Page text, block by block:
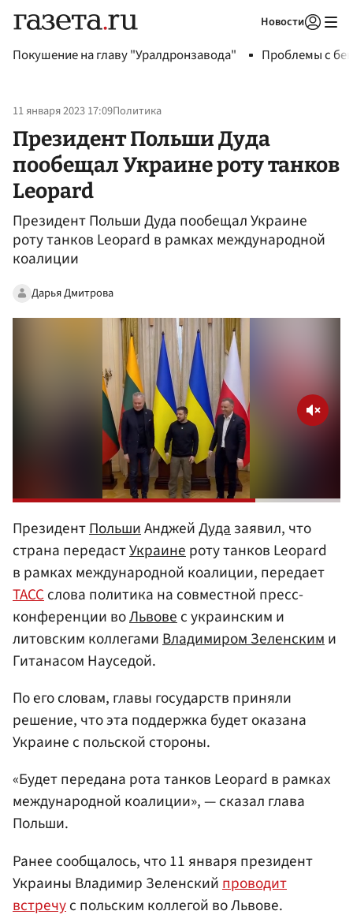
Новости
Покушение на главу "Уралдронзавода" Проблемы с
11 января 2023 17:09Политика
Президент Польши Дуда
пообещал Украине роту танков
Leopard
Президент Польши Дуда пообещал Украине
роту танков Leopard в рамках международной
коалиции
Дарья Дмитрова
ПрезидентПольшиАнджейДудазаявил, что
страна передастУкраинероту танков Leopard
в рамках международной коалиции, передает
ТАССслова политика на совместной пресс-
конференции воЛьвовес украинским и
литовским коллегамиВладимиром Зеленскими
Гитанасом Науседой.
По его словам, главы государств приняли
решение, что эта поддержка будет оказана
Украине с польской стороны.
«Будет передана рота танков Leopard в рамках
международной коалиции», — сказал глава
Польши.
Ранее сообщалось, что 11 января президент
Украины Владимир Зеленский проводит
встречус польским коллегой во Львове.